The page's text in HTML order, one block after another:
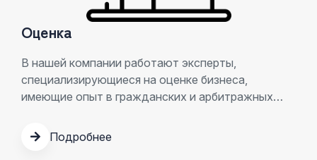
Оценка
В нашей компании работают эксперты,
специализирующиеся на оценке бизнеса,
имеющие опыт в гражданских и арбитражных
Подробнее